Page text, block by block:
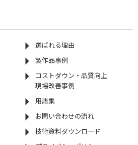
選ばれる理由
製作品事例
コストダウン・品質向上
現場改善事例
用語集
お問い合わせの流れ
技術資料ダウンロ―ド